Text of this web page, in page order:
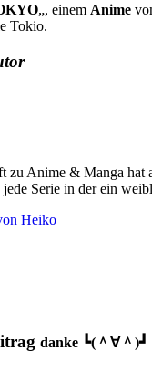
„, einem Anime
Tokio.
zu Anime & Manga hat
jede Serie in der ein
Heiko
danke ┗(＾∀＾)┛